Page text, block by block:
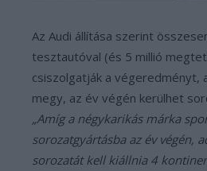
Az Audi állítása szerint
tesztautóval (és 5 millió
csiszolgatják a végeredményt,
megy, az év végén kerülhet
„Amíg a négykarikás márka
sorozatgyártásba az év végén,
sorozatát kell kiállnia 4